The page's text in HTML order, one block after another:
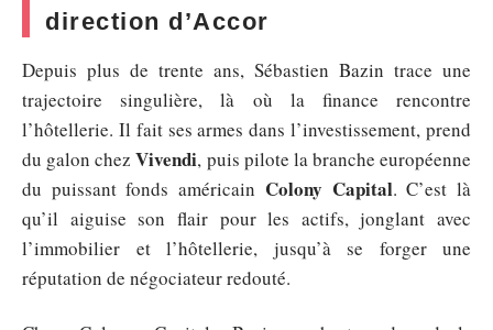
direction d’Accor
Depuis plus de trente ans, Sébastien Bazin trace une
trajectoire singulière, là où la finance rencontre
l’hôtellerie. Il fait ses armes dans l’investissement, prend
du galon chezVivendi, puis pilote la branche européenne
du puissant fonds américain Colony Capital. C’est là
qu’il aiguise son flair pour les actifs, jonglant avec
l’immobilier et l’hôtellerie, jusqu’à se forger une
réputation de négociateur redouté.